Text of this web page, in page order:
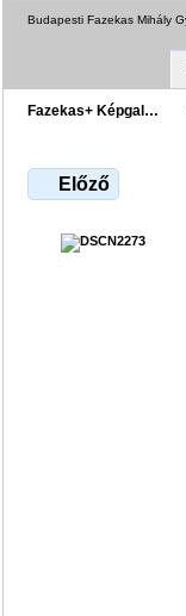
Budapesti Fazekas Mihály
Fazekas+ Képgal…
Előző